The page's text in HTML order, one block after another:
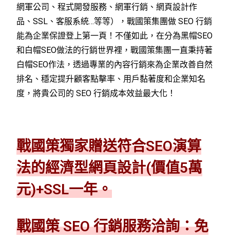
網軍公司、程式開發服務、網軍行銷、網頁設計作
品、SSL、客服系統…等等），戰國策集團做 SEO 行銷
能為企業保證登上第一頁！不僅如此，在分為黑帽SEO
和白帽SEO做法的行銷世界裡，戰國策集團一直秉持著
白帽SEO作法，透過專業的內容行銷來為企業改善自然
排名、穩定提升顧客點擊率、用戶黏著度和企業知名
度，將貴公司的 SEO 行銷成本效益最大化！
戰國策獨家贈送符合SEO演算
法的經濟型網頁設計(價值5萬
元)+SSL一年。
戰國策 SEO 行銷服務洽詢：免